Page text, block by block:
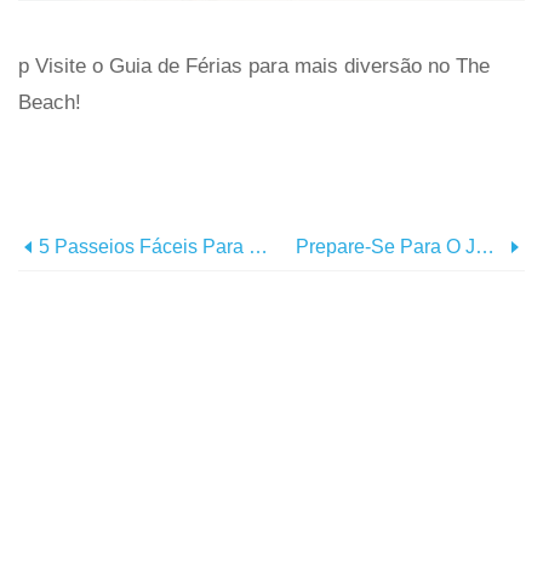
p Visite o Guia de Férias para mais diversão no The
Beach!
5 Passeios Fáceis Para O Outono Na Área De Myrtle Beach Prepare-Se Para O Jeep Jam De Myrtle Beach